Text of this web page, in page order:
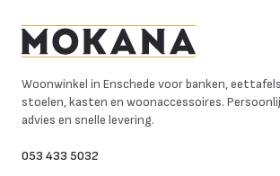
Woonwinkel in Enschede voor banken,
stoelen, kasten en woonaccessoires.
advies en snelle levering.
053 433 5032